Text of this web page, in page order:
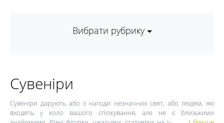
Вибрати рубрику
Сувеніри
Сувеніри дарують або з нагоди незначних свят, або людям, які
входять у коло вашого спілкування, але не є близькими